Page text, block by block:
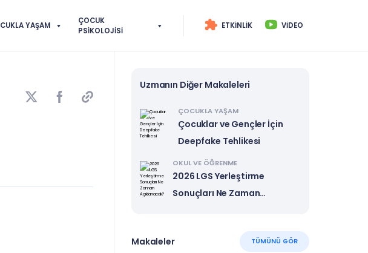
YAŞAM
ÇOCUK
PSIKOLOJISI
ETKINLIK VIDEO
Uzmanın Diğer Makaleleri
ÇOCUKLA YAŞAM
Çocuklar ve Gençler İçin
Deepfake Tehlikesi
OKUL VE ÖĞRENME
2026 LGS Yerleştirme
Sonuçları Ne Zaman
Makaleler TÜMÜNÜ GÖR